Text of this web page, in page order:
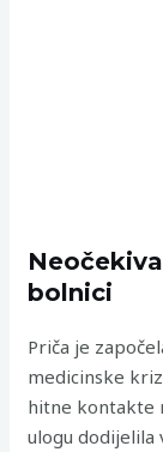
bolnici
Priča je
medicinske
hitne kontakte
ulogu dodijelila